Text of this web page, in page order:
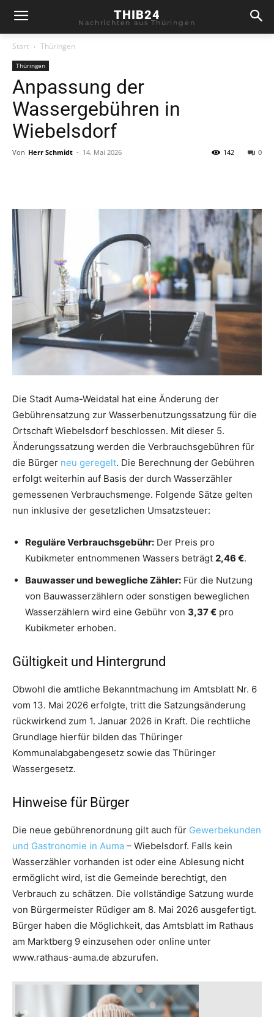
THIB24
Nachrichten aus Thüringen
Start Thüringen
Thüringen
Anpassung der
Wassergebühren in
Wiebelsdorf
Von Herr Schmidt - 14. Mai 2026 0
142
Die Stadt Auma-Weidatal hat eine Änderung der
Gebührensatzung zur Wasserbenutzungssatzung für die
Ortschaft Wiebelsdorf beschlossen. Mit dieser 5.
Änderungssatzung werden die Verbrauchsgebühren für
die Bürger neu geregelt. Die Berechnung der Gebühren
erfolgt weiterhin auf Basis der durch Wasserzähler
gemessenen Verbrauchsmenge. Folgende Sätze gelten
nun inklusive der gesetzlichen Umsatzsteuer:
Reguläre Verbrauchsgebühr: Der Preis pro
Kubikmeter entnommenen Wassers beträgt 2,46 €.
Bauwasser und bewegliche Zähler: Für die Nutzung
von Bauwasserzählern oder sonstigen beweglichen
Wasserzählern wird eine Gebühr von 3,37 € pro
Kubikmeter erhoben.
Gültigkeit und Hintergrund
Obwohl die amtliche Bekanntmachung im Amtsblatt Nr. 6
vom 13. Mai 2026 erfolgte, tritt die Satzungsänderung
rückwirkend zum 1. Januar 2026 in Kraft. Die rechtliche
Grundlage hierfür bilden das Thüringer
Kommunalabgabengesetz sowie das Thüringer
Wassergesetz.
Hinweise für Bürger
Die neue gebührenordnung gilt auch für Gewerbekunden
und Gastronomie in Auma – Wiebelsdorf. Falls kein
Wasserzähler vorhanden ist oder eine Ablesung nicht
ermöglicht wird, ist die Gemeinde berechtigt, den
Verbrauch zu schätzen. Die vollständige Satzung wurde
von Bürgermeister Rüdiger am 8. Mai 2026 ausgefertigt.
Bürger haben die Möglichkeit, das Amtsblatt im Rathaus
am Marktberg 9 einzusehen oder online unter
www.rathaus-auma.de abzurufen.